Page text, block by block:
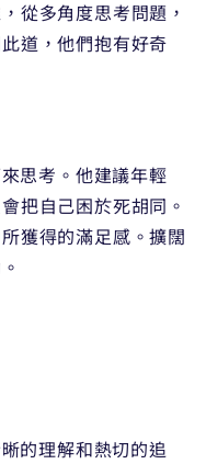
從多角度思考問題，
道，他們抱有好奇
思考。他建議年輕
把自己困於死胡同。
獲得的滿足感。擴闊
的理解和熱切的追